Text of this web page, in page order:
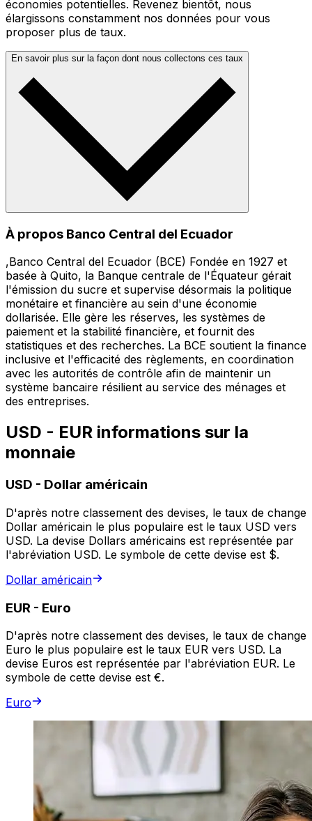
économies potentielles. Revenez bientôt, nous
élargissons constamment nos données pour vous
proposer plus de taux.
En savoir plus sur la façon dont nous collectons ces taux
À propos Banco Central del Ecuador
,Banco Central del Ecuador (BCE) Fondée en 1927 et
basée à Quito, la Banque centrale de l'Équateur gérait
l'émission du sucre et supervise désormais la politique
monétaire et financière au sein d'une économie
dollarisée. Elle gère les réserves, les systèmes de
paiement et la stabilité financière, et fournit des
statistiques et des recherches. La BCE soutient la finance
inclusive et l'efficacité des règlements, en coordination
avec les autorités de contrôle afin de maintenir un
système bancaire résilient au service des ménages et
des entreprises.
USD - EUR informations sur la
monnaie
USD - Dollar américain
D'après notre classement des devises, le taux de change
Dollar américain le plus populaire est le taux USD vers
USD. La devise Dollars américains est représentée par
l'abréviation USD. Le symbole de cette devise est $.
Dollar américain
EUR - Euro
D'après notre classement des devises, le taux de change
Euro le plus populaire est le taux EUR vers USD. La
devise Euros est représentée par l'abréviation EUR. Le
symbole de cette devise est €.
Euro